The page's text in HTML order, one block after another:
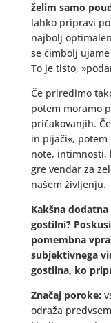
želim samo
lahko pripravi
najbolj
se čimbolj
To je tisto,
Če priredimo
potem moramo
pričakovanjih.
in pijači«,
note, intimnosti,
gre vendar za
našem življenju.
Kakšna
gostilni?
pomembna
subjektivnega
gostilna, ko
Značaj poroke:
odraža